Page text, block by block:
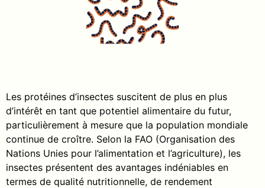
Les protéines d’insectes suscitent de plus en plus
d’intérêt en tant que potentiel alimentaire du futur,
particulièrement à mesure que la population mondiale
continue de croître. Selon la FAO (Organisation des
Nations Unies pour l’alimentation et l’agriculture), les
insectes présentent des avantages indéniables en
termes de qualité nutritionnelle, de rendement